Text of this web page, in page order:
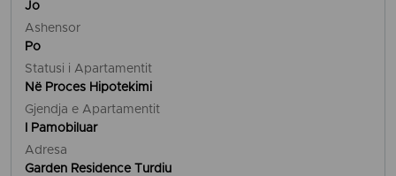
Jo
Ashensor
Po
Statusi i Apartamentit
Në Proces Hipotekimi
Gjendja e Apartamentit
I Pamobiluar
Adresa
Garden Residence Turdiu